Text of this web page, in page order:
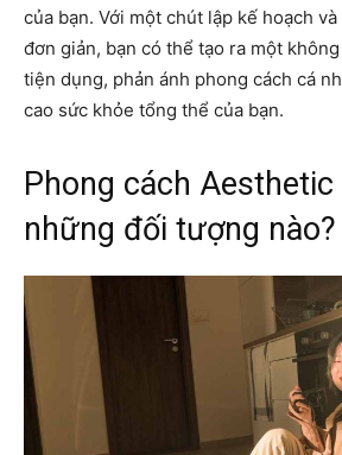
của bạn. Với một chút lập kế hoạch
đơn giản, bạn có thể tạo ra một
tiện dụng, phản ánh phong cách cá
cao sức khỏe tổng thể của bạn.
Phong cách
những đối tượng nào?